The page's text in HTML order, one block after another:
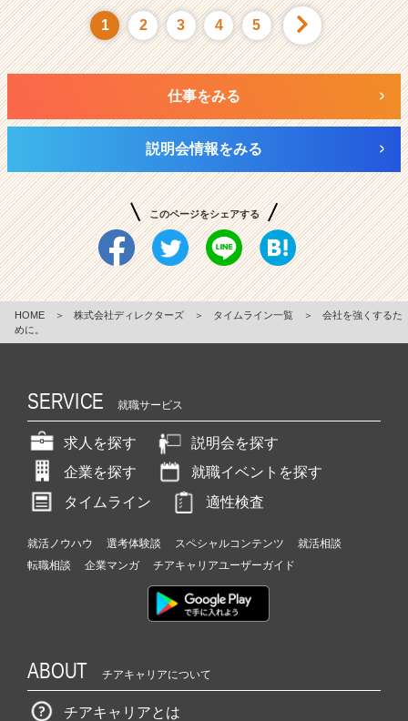
1 2 3 4 5
仕事をみる
説明会情報をみる
このページをシェアする
HOME ＞ 株式会社ディレクターズ ＞ タイムライン一覧 ＞
会社を強くするた
めに。
SERVICE 就職サービス
求人を探す
説明会を探す
企業を探す
就職イベントを探す
タイムライン
適性検査
就活ノウハウ 選考体験談 スペシャルコンテンツ
就活相談
転職相談
企業マンガ チアキャリアユーザーガイド
ABOUT チアキャリアについて
チアキャリアとは